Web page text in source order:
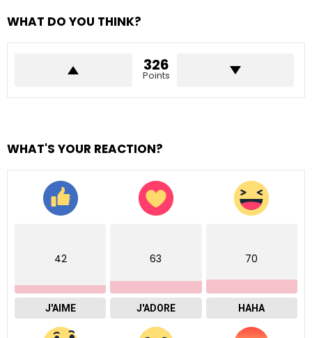
WHAT DO YOU THINK?
326
Points
WHAT'S YOUR REACTION?
42
J'AIME
63
J'ADORE
70
HAHA